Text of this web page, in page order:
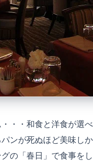
・・和食と洋食が選べ
ンが死ぬほど美味し
の「春日」で食事を